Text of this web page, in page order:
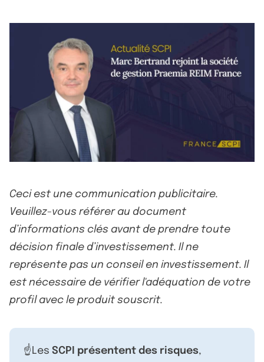
Ceci est une communication publicitaire.
Veuillez-vous référer au document
d’informations clés avant de prendre toute
décision finale d’investissement. Il ne
représente pas un conseil en investissement. Il
est nécessaire de vérifier l'adéquation de votre
profil avec le produit souscrit.
☝️Les SCPI présentent des risques,